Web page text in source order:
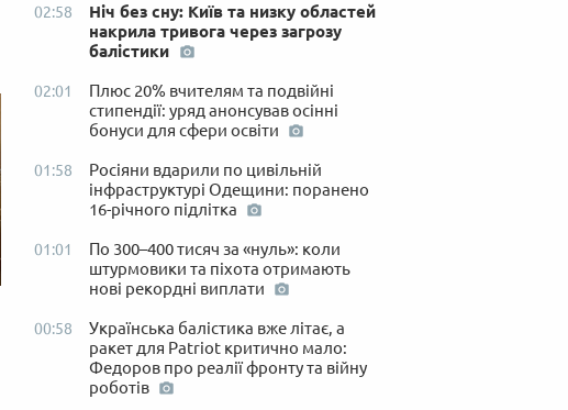
02:58
Ніч без сну: Київ та низку областей
накрила тривога через загрозу
балістики
02:01
Плюс 20% вчителям та подвійні
стипендії: уряд анонсував осінні
бонуси для сфери освіти
01:58
Росіяни вдарили по цивільній
інфраструктурі Одещини: поранено
16-річного підлітка
01:01
По 300–400 тисяч за «нуль»: коли
штурмовики та піхота отримають
нові рекордні виплати
00:58
Українська балістика вже літає, а
ракет для Patriot критично мало:
Федоров про реалії фронту та війну
роботів